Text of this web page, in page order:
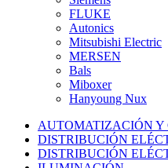
FLUKE
Autonics
Mitsubishi Electric
MERSEN
Bals
Miboxer
Hanyoung Nux
AUTOMATIZACIÓN Y
DISTRIBUCIÓN
DISTRIBUCIÓN